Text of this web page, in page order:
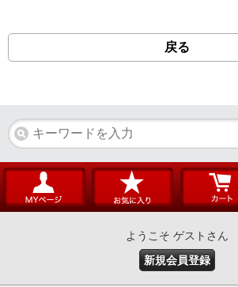
戻る
ようこそ ゲストさん
新規会員登録